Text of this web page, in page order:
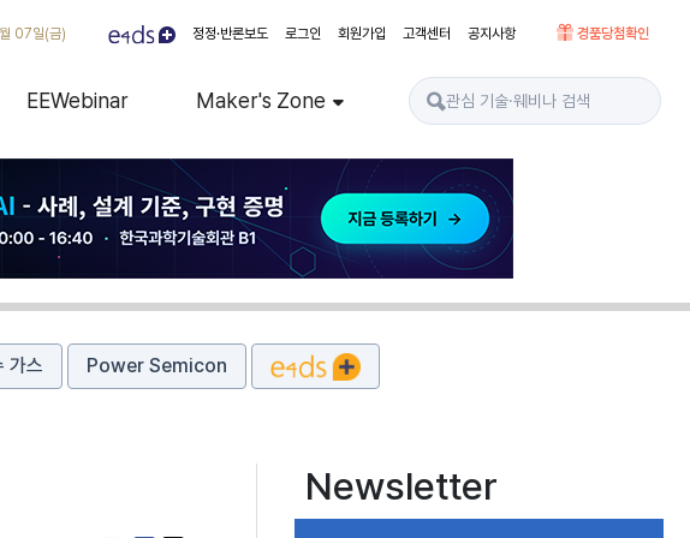
07일(금) 정정·반론보도 로그인 회원가입 고객센터 공지사항 경품당첨확인
EEWebinar Maker's Zone
가스 Power Semicon
Newsletter